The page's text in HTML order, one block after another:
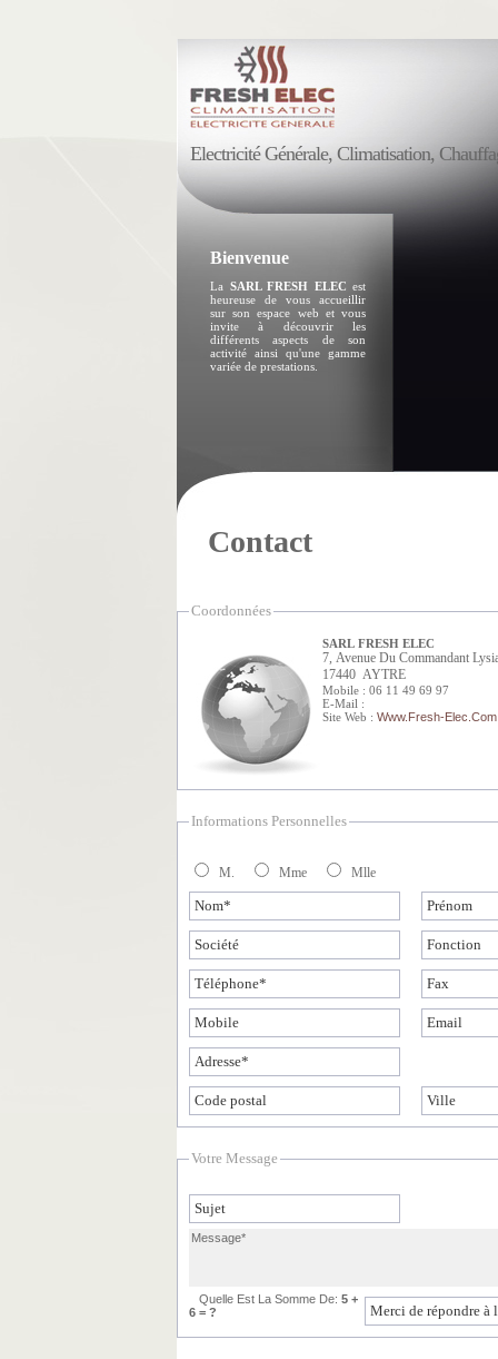
Electricité Générale, Climatisation,
Bienvenue
La SARL FRESH ELEC est
heureuse de vous accueillir
sur son espace web et vous
invite à découvrir les
différents aspects de son
activité ainsi qu'une gamme
variée de prestations.
Contact
Coordonnées
SARL FRESH ELEC
7, Avenue Du Commandant
17440 AYTRE
Mobile : 06 11 49 69 97
E-Mail :
Site Web : Www.fresh-Elec.com
Informations Personnelles
M. Mme Mlle
Votre Message
Quelle Est La Somme De: 5 +
6 = ?